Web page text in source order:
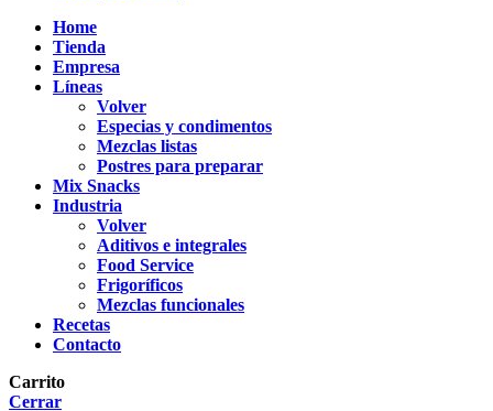
Home
Tienda
Empresa
Líneas
Volver
Especias y condimentos
Mezclas listas
Postres para preparar
Mix Snacks
Industria
Volver
Aditivos e integrales
Food Service
Frigoríficos
Mezclas funcionales
Recetas
Contacto
Carrito
Cerrar